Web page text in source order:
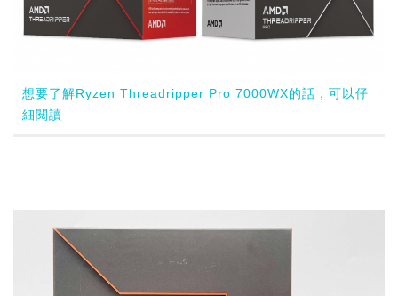
想要了解Ryzen Threadripper Pro 7000WX的話，可以仔
細閱讀